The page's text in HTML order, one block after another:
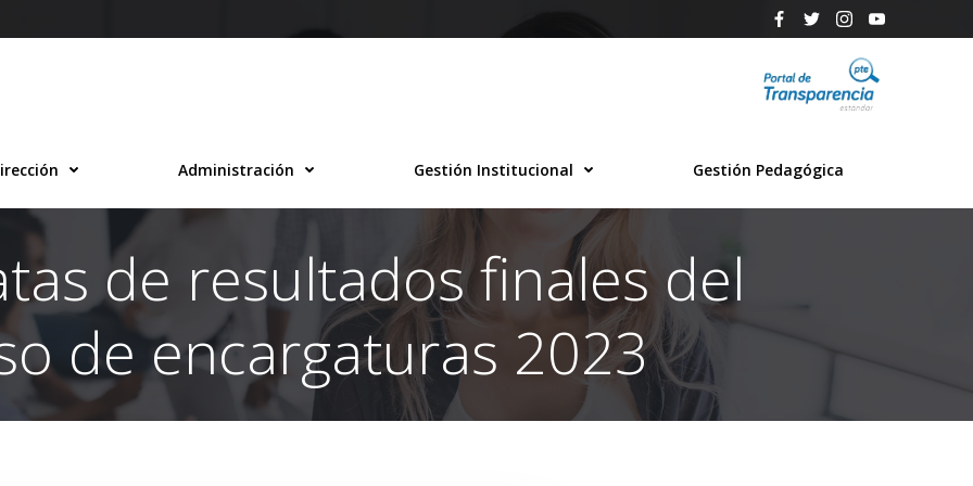
Administración Gestión Institucional Gestión Pedagógica
de resultados finales del
de encargaturas 2023